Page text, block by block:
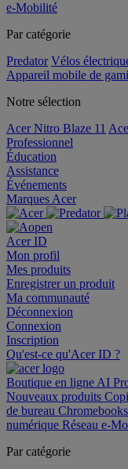
e-Mobilité
Par catégorie
Predator Vélos
Appareil mobile de
Notre sélection
Acer Nitro Blaze 11
Professionnel
Éducation
Assistance
Événements
Marques Acer
Acer ID
Mon profil
Mes produits
Enregistrer un produit
Ma communauté
Déconnexion
Connexion
Inscription
Qu'est-ce qu'Acer ID ?
Boutique en ligne AI
Nouveaux produits
de bureau Chromebooks
numérique Réseau e-
Par catégorie